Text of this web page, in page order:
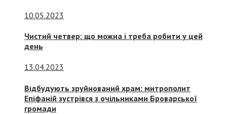
10.05.2023
Чистий четвер: що можна і треба робити у цей
день
13.04.2023
Відбудують зруйнований храм: митрополит
Епіфаній зустрівся з очільниками Броварської
громади